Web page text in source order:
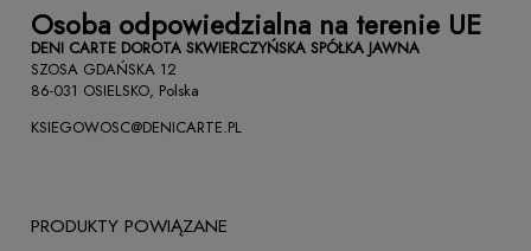
Osoba odpowiedzialna na terenie UE
DENI CARTE DOROTA SKWIERCZYŃSKA SPÓŁKA JAWNA
SZOSA GDAŃSKA 12
86-031 OSIELSKO, Polska
KSIEGOWOSC@DENICARTE.PL
PRODUKTY POWIĄZANE